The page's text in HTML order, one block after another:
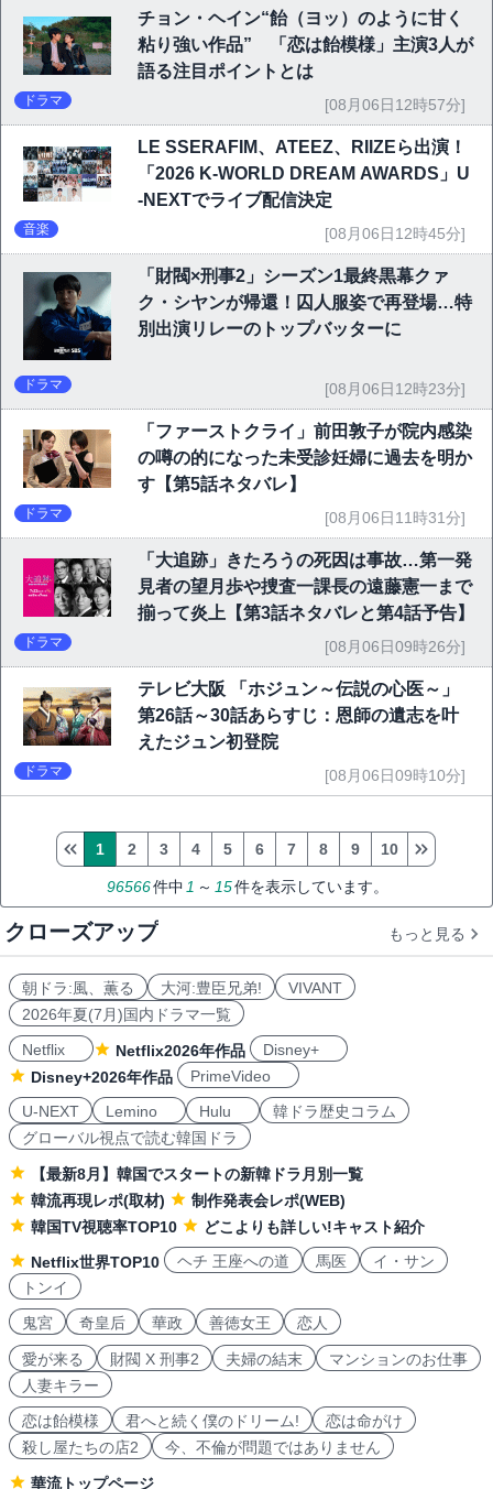
チョン・ヘイン“飴（ヨッ）のように甘く
粘り強い作品” 「恋は飴模様」主演3人が
語る注目ポイントとは
ドラマ [08月06日12時57分]
LE SSERAFIM、ATEEZ、RIIZEら出演！
「2026 K-WORLD DREAM AWARDS」U
-NEXTでライブ配信決定
音楽 [08月06日12時45分]
「財閥×刑事2」シーズン1最終黒幕クァ
ク・シヤンが帰還！囚人服姿で再登場…特
別出演リレーのトップバッターに
ドラマ [08月06日12時23分]
「ファーストクライ」前田敦子が院内感染
の噂の的になった未受診妊婦に過去を明か
す【第5話ネタバレ】
ドラマ [08月06日11時31分]
「大追跡」きたろうの死因は事故…第一発
見者の望月歩や捜査一課長の遠藤憲一まで
揃って炎上【第3話ネタバレと第4話予告】
ドラマ [08月06日09時26分]
テレビ大阪 「ホジュン～伝説の心医～」
第26話～30話あらすじ：恩師の遺志を叶
えたジュン初登院
ドラマ [08月06日09時10分]
96566件中 1 ～ 15件を表示しています。
1 2 3 4 5 6 7 8 9 10
クローズアップ もっと見る
朝ドラ:風、薫る 大河:豊臣兄弟!
VIVANT
2026年夏(7月)国内ドラマ一覧
Netflix
Netflix2026年作品
Disney+
Disney+2026年作品
PrimeVideo
U-NEXT
Lemino Hulu
韓ドラ歴史コラム
グローバル視点で読む韓国ドラ
【最新8月】韓国でスタートの新韓ドラ月別一覧
韓流再現レポ(取材)
制作発表会レポ(WEB)
韓国TV視聴率TOP10
どこよりも詳しい!キャスト紹介
Netflix世界TOP10
ヘチ 王座への道 馬医
イ・サン
トンイ
鬼宮
奇皇后 華政 善徳女王 恋人
愛が来る 財閥 X 刑事2 夫婦の結末
マンションのお仕事
人妻キラー
恋は飴模様
君へと続く僕のドリーム!
恋は命がけ
殺し屋たちの店2
今、不倫が問題ではありません
華流トップページ